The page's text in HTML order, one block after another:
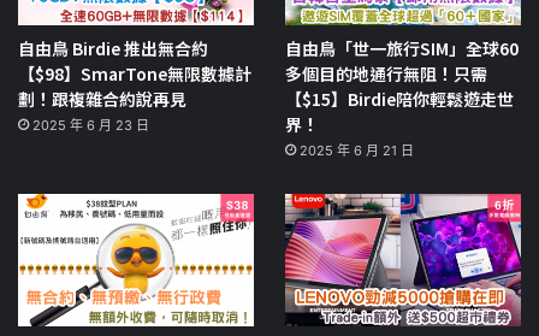
自由鳥 Birdie 推出無合約
【$98】SmarTone無限數據計
劃！跟複雜合約說再見
2025 年 6 月 23 日
自由鳥「世一旅行SIM」全球60
多個目的地通行無阻！只需
【$15】Birdie陪你輕鬆遊走世
界！
2025 年 6 月 21 日